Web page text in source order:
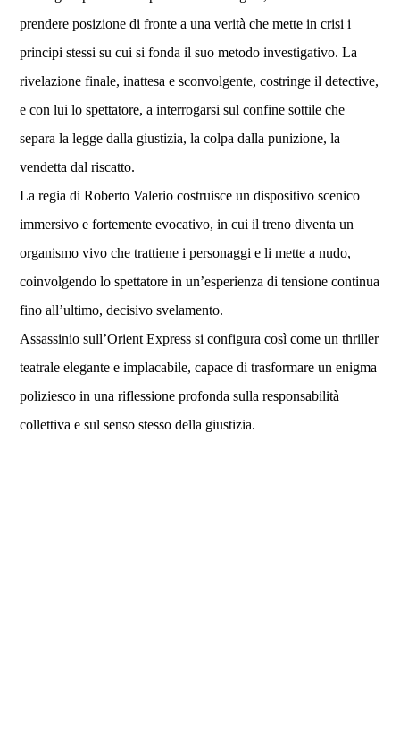
prendere posizione di fronte a una verità che mette in crisi i
principi stessi su cui si fonda il suo metodo investigativo. La
rivelazione finale, inattesa e sconvolgente, costringe il detective,
e con lui lo spettatore, a interrogarsi sul confine sottile che
separa la legge dalla giustizia, la colpa dalla punizione, la
vendetta dal riscatto.
La regia di Roberto Valerio costruisce un dispositivo scenico
immersivo e fortemente evocativo, in cui il treno diventa un
organismo vivo che trattiene i personaggi e li mette a nudo,
coinvolgendo lo spettatore in un’esperienza di tensione continua
fino all’ultimo, decisivo svelamento.
Assassinio sull’Orient Express si configura così come un thriller
teatrale elegante e implacabile, capace di trasformare un enigma
poliziesco in una riflessione profonda sulla responsabilità
collettiva e sul senso stesso della giustizia.